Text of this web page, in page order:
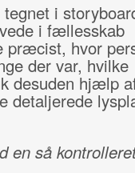
i
i fællesskab
præcist, hvor
der var, hvilke
desuden hjælp
detaljerede
en så